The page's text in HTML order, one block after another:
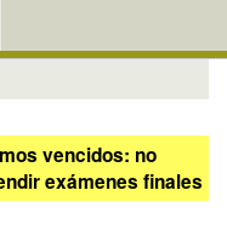
vencidos: no
exámenes finales